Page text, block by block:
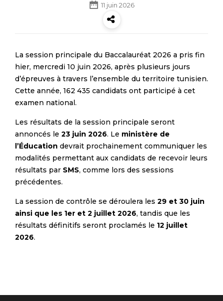
11 juin 2026
La session principale du Baccalauréat 2026 a pris fin
hier, mercredi 10 juin 2026, après plusieurs jours
d’épreuves à travers l’ensemble du territoire tunisien.
Cette année, 162 435 candidats ont participé à cet
examen national.
Les résultats de la session principale seront
annoncés le 23 juin 2026. Le ministère de
l’Éducation devrait prochainement communiquer les
modalités permettant aux candidats de recevoir leurs
résultats par SMS, comme lors des sessions
précédentes.
La session de contrôle se déroulera les 29 et 30 juin
ainsi que les 1er et 2 juillet 2026, tandis que les
résultats définitifs seront proclamés le 12 juillet
2026.